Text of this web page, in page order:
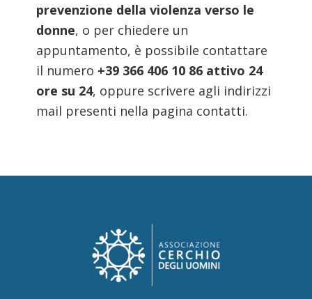
prevenzione della violenza verso le
donne, o per chiedere un
appuntamento, è possibile contattare
il numero +39 366 406 10 86 attivo 24
ore su 24, oppure scrivere agli indirizzi
mail presenti nella pagina contatti.